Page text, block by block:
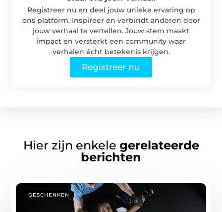
Registreer nu en deel jouw unieke ervaring op
ons platform. Inspireer en verbindt anderen door
jouw verhaal te vertellen. Jouw stem maakt
impact en versterkt een community waar
verhalen écht betekenis krijgen.
Registreer nu
Hier zijn enkele gerelateerde
berichten
GESCHENKEN